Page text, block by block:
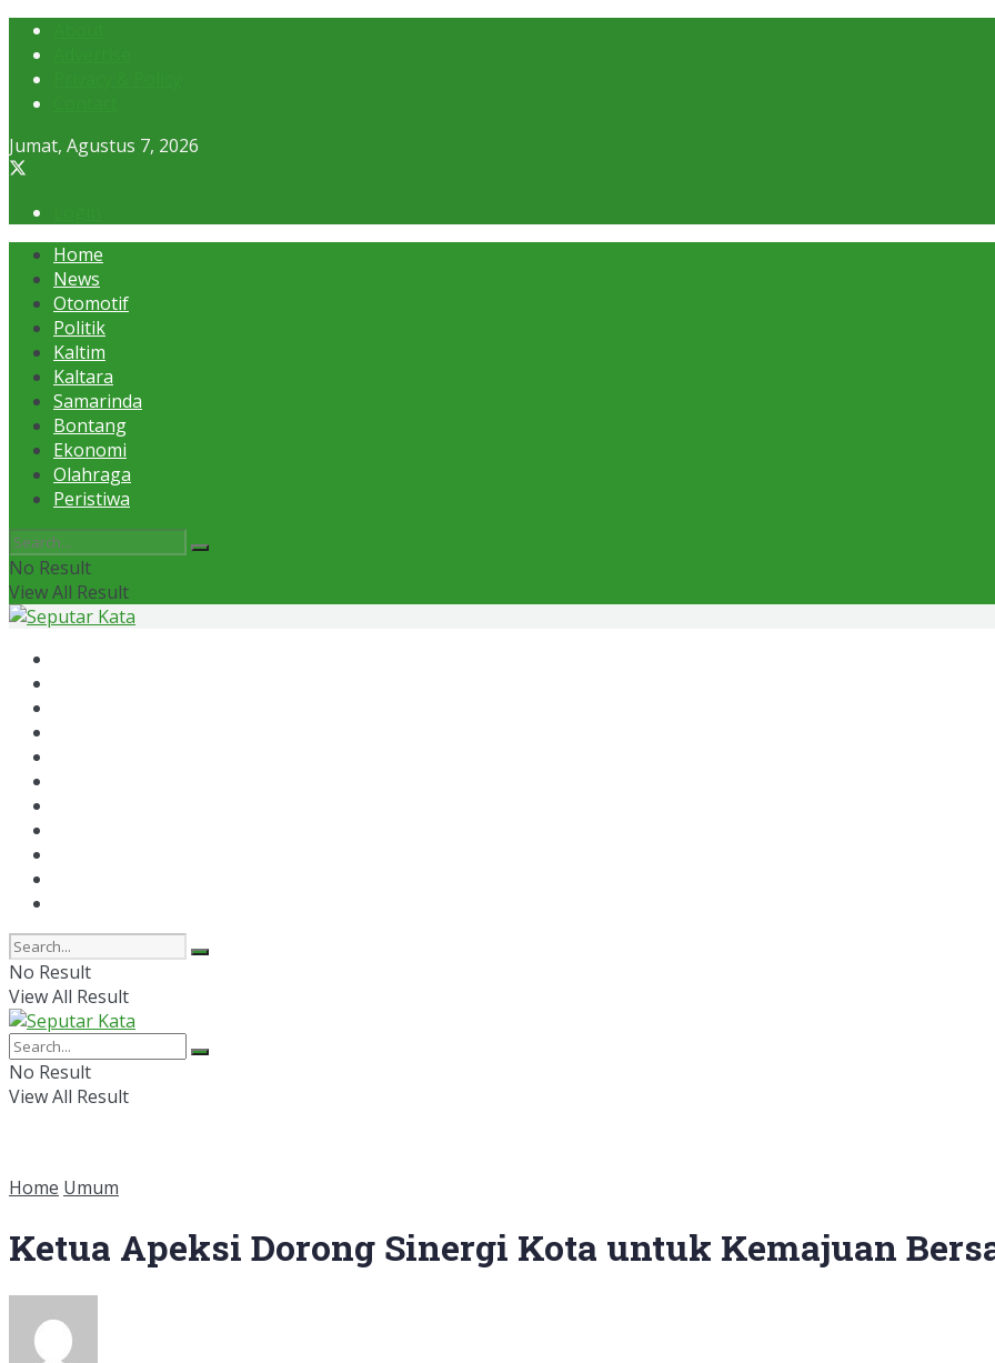
Jumat, Agustus 7, 2026
Home
News
Otomotif
Politik
Kaltim
Kaltara
Samarinda
Bontang
Ekonomi
Olahraga
Peristiwa
No Result
View All Result
No Result
View All Result
No Result
View All Result
Home Umum
Ketua Apeksi Dorong Sinergi Kota untuk Kemajuan